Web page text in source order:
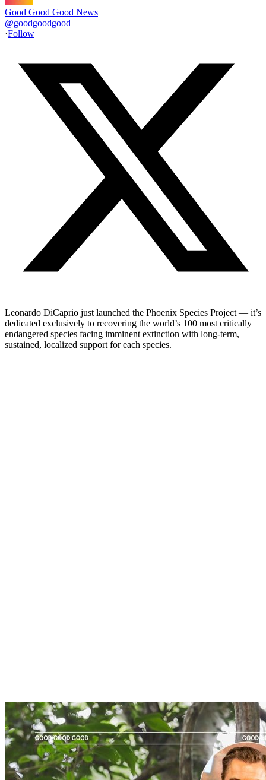
Good Good Good News
@goodgoodgood
·Follow
Leonardo DiCaprio just launched the Phoenix Species Project — it’s
dedicated exclusively to recovering the world’s 100 most critically
endangered species facing imminent extinction with long-term,
sustained, localized support for each species.